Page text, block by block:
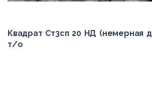
Квадрат Ст3сп 20 НД (немерная
т/о